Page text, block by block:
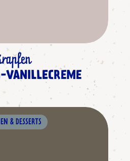
& DESSERTS